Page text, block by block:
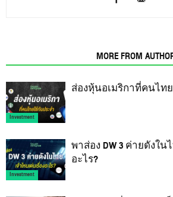
MORE FROM
Investment
ส่องหุ้นอเมริกาที่คนไท
Investment
พาส่อง DW 3 ค่ายดังใน
อะไร?